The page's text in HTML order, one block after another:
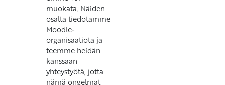
muokata. Näiden
osalta tiedotamme
Moodle-
organisaatiota ja
teemme heidän
kanssaan
yhteystyötä, jotta
nämä ongelmat